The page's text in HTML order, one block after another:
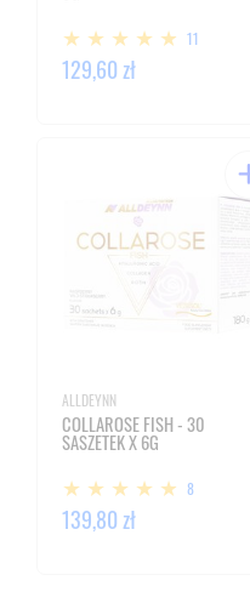
11
129,60 zł
ALLDEYNN
COLLAROSE FISH - 30
SASZETEK X 6G
8
139,80 zł